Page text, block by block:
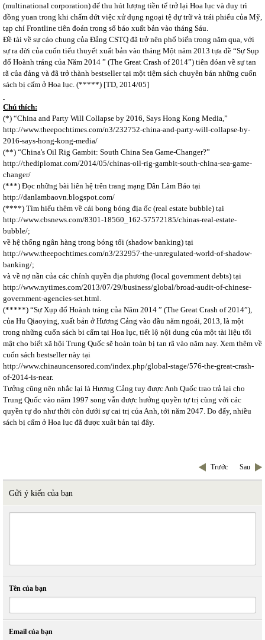
(multinational corporation) để thu hút lượng tiền tể trở lại Hoa lục và duy trì
đồng yuan trong khi chấm dứt việc xử dụng ngoại tệ dự trữ và trái phiếu của Mỹ,
tạp chí Frontline tiên đoán trong số báo xuất bản vào tháng Sáu.
Đề tài về sự cáo chung của Đảng CSTQ đã trở nên phổ biến trong năm qua, với
sự ra đời của cuốn tiểu thuyết xuất bản vào tháng Một năm 2013 tựa đề “Sự Sụp
đổ Hoành tráng của Năm 2014 ” (The Great Crash of 2014”) tiên đóan về sự tan
rã của đảng và đã trở thành bestseller tại một tiệm sách chuyên bán những cuốn
sách bị cấm ở Hoa lục. (*****) [TD, 2014/05]
Chú thích:
(*) “China and Party Will Collapse by 2016, Says Hong Kong Media,”
http://www.theepochtimes.com/n3/232752-china-and-party-will-collapse-by-
2016-says-hong-kong-media/
(**) “China's Oil Rig Gambit: South China Sea Game-Changer?”
http://thediplomat.com/2014/05/chinas-oil-rig-gambit-south-china-sea-game-
changer/
(***) Đọc những bài liên hệ trên trang mạng Dân Làm Báo tại
http://danlambaovn.blogspot.com/
(****) Tìm hiểu thêm về cái bong bóng địa ốc (real estate bubble) tại
http://www.cbsnews.com/8301-18560_162-57572185/chinas-real-estate-
bubble/;
về hệ thống ngân hàng trong bóng tối (shadow banking) tại
http://www.theepochtimes.com/n3/232957-the-unregulated-world-of-shadow-
banking/;
và về nợ nần của các chính quyền địa phương (local government debts) tại
http://www.nytimes.com/2013/07/29/business/global/broad-audit-of-chinese-
government-agencies-set.html.
(*****) “Sự Xụp đổ Hoành tráng của Năm 2014 ” (The Great Crash of 2014”),
của Hu Qiaoying, xuất bản ở Hương Cảng vào đầu năm ngoái, 2013, là một
trong những cuốn sách bi cấm tại Hoa lục, tiết lộ nội dung của một tài liệu tối
mật cho biết xã hội Trung Quốc sẽ hoàn toàn bị tan rã vào năm nay. Xem thêm về
cuốn sách bestseller này tại
http://www.chinauncensored.com/index.php/global-stage/576-the-great-crash-
of-2014-is-near.
Tưởng cũng nên nhắc lại là Hương Cảng tuy được Anh Quốc trao trả lại cho
Trung Quốc vào năm 1997 song vẫn được hưởng quyền tự trị cùng với các
quyền tự do như thời còn dưới sự cai trị của Anh, tới năm 2047. Do đấy, nhiều
sách bị cấm ở Hoa lục đã được xuât bản tại đây.
Trước Sau
Gửi ý kiến của bạn
Tên của bạn
Email của bạn